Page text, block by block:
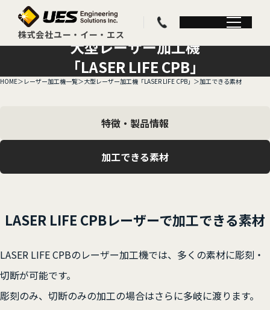
大型レーザー加工機
「LASER LIFE CPB」
HOME レーザー加工機一覧 大型レーザー加工機「LASER LIFE CPB」 加工できる素材
特徴・製品情報
加工できる素材
LASER LIFE CPBレーザーで加工できる素材
LASER LIFE CPBのレーザー加工機では、多くの素材に彫刻・
切断が可能です。
彫刻のみ、切断のみの加工の場合はさらに多岐に渡ります。